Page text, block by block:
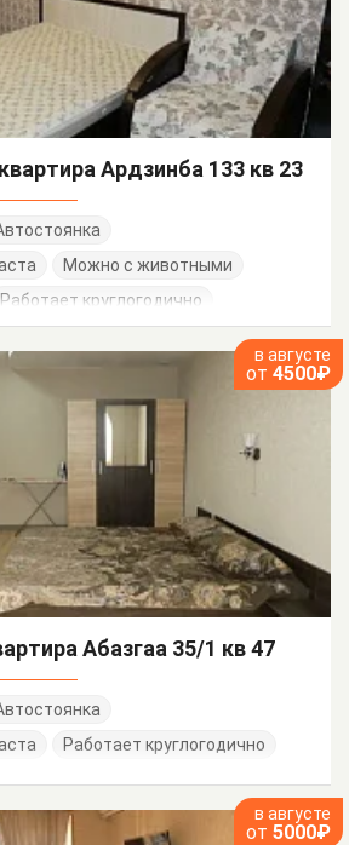
Ардзинба 133 кв 23
Можно с животными
Работает круглогодично
в августе
от 4500₽
Абазгаа 35/1 кв 47
Работает круглогодично
в августе
от 5000₽